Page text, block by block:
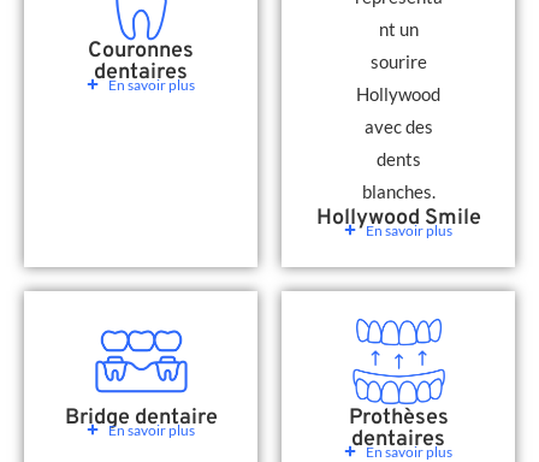
Couronnes
dentaires
En savoir plus
Hollywood Smile
En savoir plus
Bridge dentaire
En savoir plus Prothèses
dentaires
En savoir plus